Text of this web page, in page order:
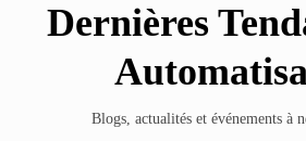
Dernières
Blogs, actualités et événements à